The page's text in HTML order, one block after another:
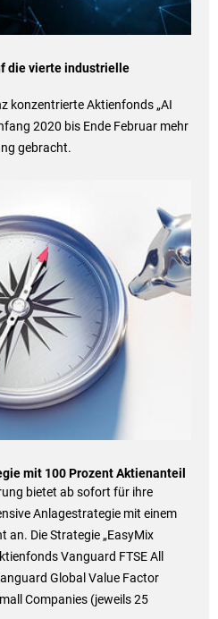
die vierte industrielle
konzentrierte Aktienfonds „AI
2020 bis Ende Februar mehr
gebracht.
mit 100 Prozent Aktienanteil
bietet ab sofort für ihre
Anlagestrategie mit einem
an. Die Strategie „EasyMix
Vanguard FTSE All
Global Value Factor
Companies (jeweils 25